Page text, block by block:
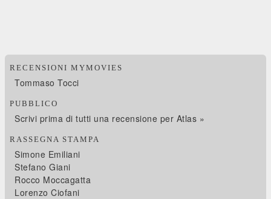
RECENSIONI MYMOVIES
Tommaso Tocci
PUBBLICO
Scrivi prima di tutti una recensione per Atlas »
RASSEGNA STAMPA
Simone Emiliani
Stefano Giani
Rocco Moccagatta
Lorenzo Ciofani